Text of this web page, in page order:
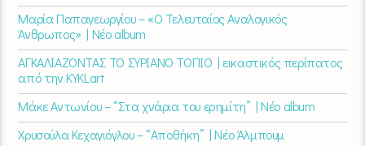
Μαρία Παπαγεωργίου – «Ο Τελευταίος Αναλογικός
Άνθρωπος» | Νέο album
ΑΓΚΑΛΙΑΖΟΝΤΑΣ ΤΟ ΣΥΡΙΑΝΟ ΤΟΠΙΟ | εικαστικός περίπατος
από την KYKLart
Μάκε Αντωνίου – “Στα χνάρια του ερημίτη” | Νέο album
Χρυσούλα Κεχαγιόγλου – “Αποθήκη” | Νέο Άλμπουμ